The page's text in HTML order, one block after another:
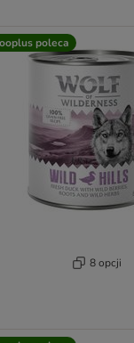
poleca
8 opcji